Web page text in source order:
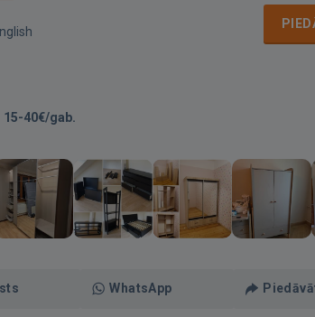
15-40€/gab.
WhatsApp